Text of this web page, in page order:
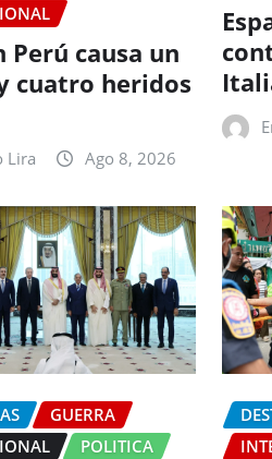
Perú causa un
cuatro heridos
Lira Ago 8, 2026
GUERRA
POLITICA